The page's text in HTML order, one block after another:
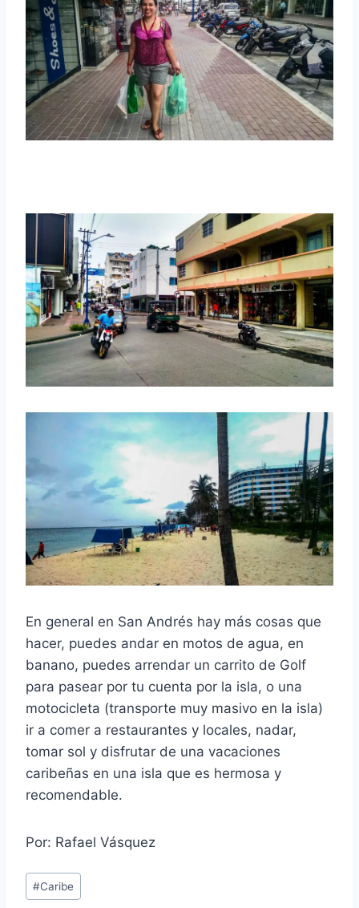
En general en San Andrés hay más cosas que
hacer, puedes andar en motos de agua, en
banano, puedes arrendar un carrito de Golf
para pasear por tu cuenta por la isla, o una
motocicleta (transporte muy masivo en la isla)
ir a comer a restaurantes y locales, nadar,
tomar sol y disfrutar de una vacaciones
caribeñas en una isla que es hermosa y
recomendable.
Por: Rafael Vásquez
Etiquetas
de
#Caribe